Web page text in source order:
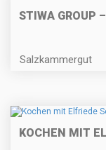
STIWA GROUP
Salzkammergut
KOCHEN MIT